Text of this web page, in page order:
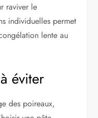
raviver le
individuelles permet
lente au
éviter
des poireaux,